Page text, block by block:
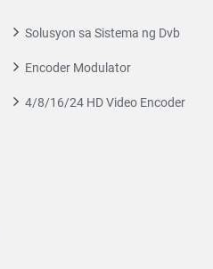
Solusyon sa Sistema ng Dvb
Encoder Modulator
4/8/16/24 HD Video Encoder